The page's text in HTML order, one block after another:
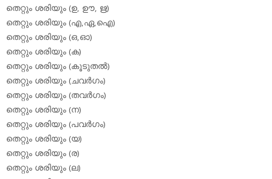
തെറ്റും ശരിയും (ഉ, ഊ, ഋ)
തെറ്റും ശരിയും (എ,ഏ,ഐ)
തെറ്റും ശരിയും (ഒ,ഓ)
തെറ്റും ശരിയും (ക)
തെറ്റും ശരിയും (കൂടുതല്‍)
തെറ്റും ശരിയും (ചവര്‍ഗം)
തെറ്റും ശരിയും (തവര്‍ഗം)
തെറ്റും ശരിയും (ന)
തെറ്റും ശരിയും (പവര്‍ഗം)
തെറ്റും ശരിയും (യ)
തെറ്റും ശരിയും (ര)
തെറ്റും ശരിയും (ല)